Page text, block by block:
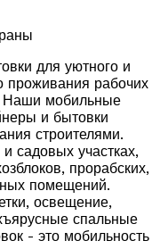
для уютного и
проживания рабочих
Наши мобильные
и бытовки
строителями.
садовых участках,
прорабских,
помещений.
освещение,
спальные
- это мобильность